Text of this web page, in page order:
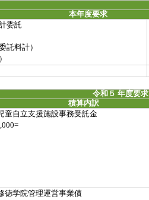
本年度要求
委託
託料計）
令和５ 年度要求
積算内訳
童自立支援施設事務受託金
徳学院管理運営事業債